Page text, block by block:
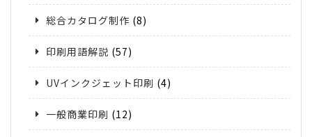
総合カタログ制作 (8)
印刷用語解説 (57)
UVインクジェット印刷 (4)
一般商業印刷 (12)